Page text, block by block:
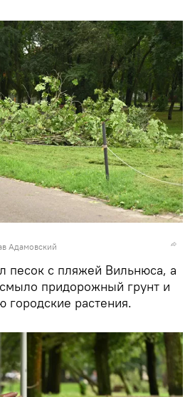
Адамовский
с пляжей Вильнюса, а
придорожный грунт и
растения.